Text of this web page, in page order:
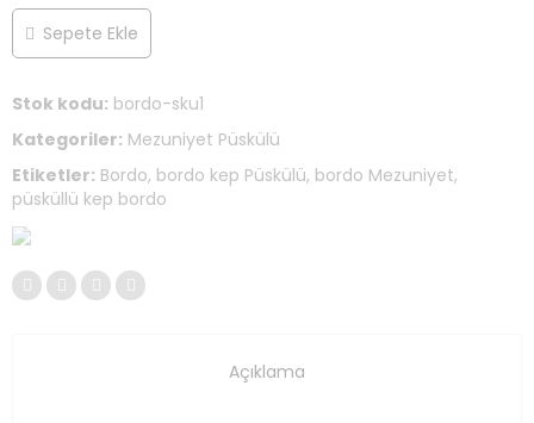
Sepete Ekle
Stok kodu: bordo-sku1
Kategoriler: Mezuniyet Püskülü
Etiketler: Bordo, bordo kep Püskülü, bordo Mezuniyet,
püsküllü kep bordo
Açıklama